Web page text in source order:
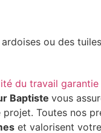
ou des tuiles
du travail garantie
Baptiste vous
Toutes nos
et valorisent